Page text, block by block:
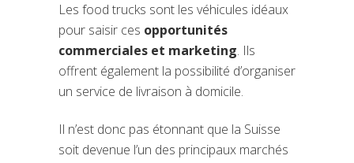
Les food trucks sont les véhicules idéaux
pour saisir ces opportunités
commerciales et marketing. Ils
offrent également la possibilité d’organiser
un service de livraison à domicile.
Il n’est donc pas étonnant que la Suisse
soit devenue l’un des principaux marchés